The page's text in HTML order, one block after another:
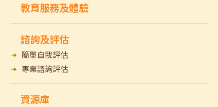
教育服務及體驗
諮詢及評估
簡單自我評估
專業諮詢評估
資源庫